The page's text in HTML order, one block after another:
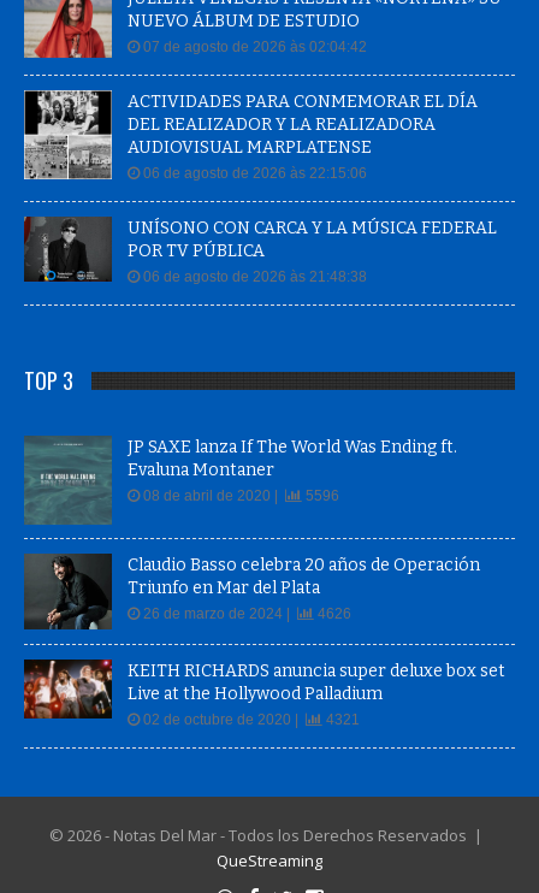
NUEVO ÁLBUM DE ESTUDIO
07 de agosto de 2026 às 02:04:42
ACTIVIDADES PARA CONMEMORAR EL DÍA
DEL REALIZADOR Y LA REALIZADORA
AUDIOVISUAL MARPLATENSE
06 de agosto de 2026 às 22:15:06
UNÍSONO CON CARCA Y LA MÚSICA FEDERAL
POR TV PÚBLICA
06 de agosto de 2026 às 21:48:38
TOP 3
JP SAXE lanza If The World Was Ending ft.
Evaluna Montaner
08 de abril de 2020 | 5596
Claudio Basso celebra 20 años de Operación
Triunfo en Mar del Plata
26 de marzo de 2024 | 4626
KEITH RICHARDS anuncia super deluxe box set
Live at the Hollywood Palladium
02 de octubre de 2020 | 4321
© 2026 - Notas Del Mar - Todos los Derechos Reservados |
QueStreaming